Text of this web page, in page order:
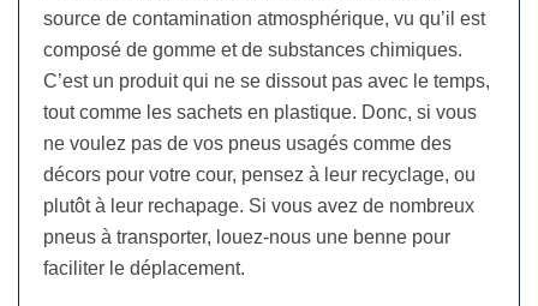
source de contamination atmosphérique, vu qu’il est
composé de gomme et de substances chimiques.
C’est un produit qui ne se dissout pas avec le temps,
tout comme les sachets en plastique. Donc, si vous
ne voulez pas de vos pneus usagés comme des
décors pour votre cour, pensez à leur recyclage, ou
plutôt à leur rechapage. Si vous avez de nombreux
pneus à transporter, louez-nous une benne pour
faciliter le déplacement.